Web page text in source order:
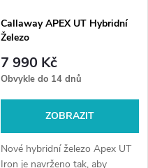
Callaway APEX UT Hybridní
Železo
7 990 Kč
Obvykle do 14 dnů
ZOBRAZIT
Nové hybridní železo Apex UT
Iron je navrženo tak, aby